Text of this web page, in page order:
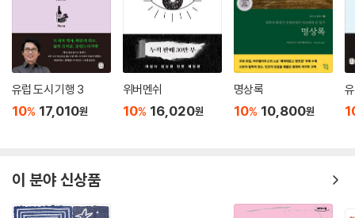
-예술가가 창조한 독자적 세계는 어떤 의미인가? 무엇이 예술인가?
유럽 도시 기행 3
10% 17,010원
위버멘쉬
10% 16,020원
명상록
10% 10,800원
이 분야 신상품